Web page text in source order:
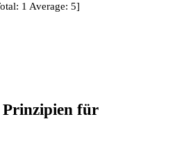
1 Average: 5]
Prinzipien für